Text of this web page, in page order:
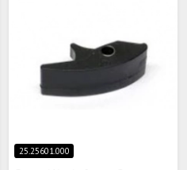
25.25601.000